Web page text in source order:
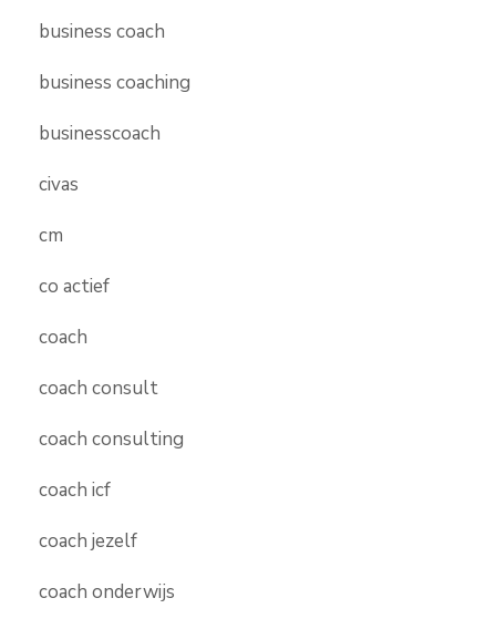
business coach
business coaching
businesscoach
civas
cm
co actief
coach
coach consult
coach consulting
coach icf
coach jezelf
coach onderwijs